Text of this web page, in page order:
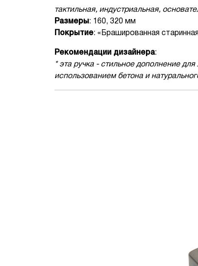
тактильная, индустриальная,
Размеры: 160, 320 мм
Покрытие: «Брашированная
Рекомендации дизайнера:
* эта ручка - стильное дополнение
использованием бетона и